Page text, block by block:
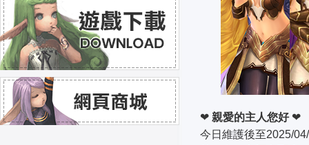
❤ 親愛的主人您好❤
今日維護後至2025/